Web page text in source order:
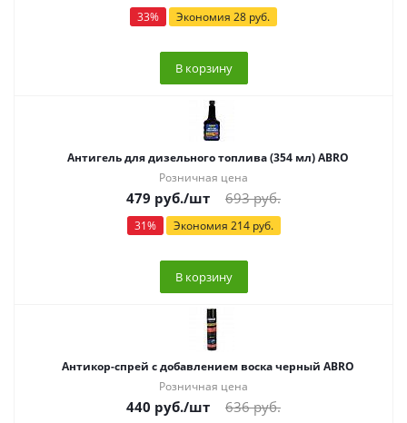
33% Экономия 28 руб.
В корзину
Антигель для дизельного топлива (354 мл) ABRO
Розничная цена
479 руб./шт 693руб.
31% Экономия 214руб.
В корзину
Антикор-спрей с добавлением воска черный ABRO
Розничная цена
440 руб./шт 636руб.